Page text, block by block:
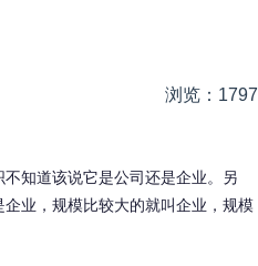
浏览：1797
知道该说它是公司还是企业。另
业，规模比较大的就叫企业，规模